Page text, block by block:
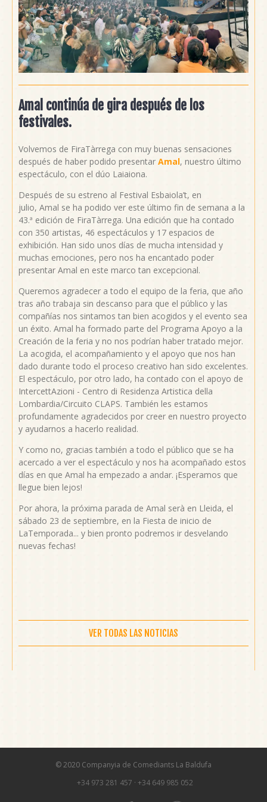
Amal continúa de gira después de los
festivales.
Volvemos de FiraTàrrega con muy buenas sensaciones
después de haber podido presentar Amal, nuestro último
espectáculo, con el dúo Laiaiona.
Después de su estreno al Festival Esbaiola’t, en
julio, Amal se ha podido ver este último fin de semana a la
43.ª edición de FiraTàrrega. Una edición que ha contado
con 350 artistas, 46 espectáculos y 17 espacios de
exhibición. Han sido unos días de mucha intensidad y
muchas emociones, pero nos ha encantado poder
presentar Amal en este marco tan excepcional.
Queremos agradecer a todo el equipo de la feria, que año
tras año trabaja sin descanso para que el público y las
compañías nos sintamos tan bien acogidos y el evento sea
un éxito. Amal ha formado parte del Programa Apoyo a la
Creación de la feria y no nos podrían haber tratado mejor.
La acogida, el acompañamiento y el apoyo que nos han
dado durante todo el proceso creativo han sido excelentes.
El espectáculo, por otro lado, ha contado con el apoyo de
IntercettAzioni - Centro di Residenza Artistica della
Lombardia/Circuito CLAPS. También les estamos
profundamente agradecidos por creer en nuestro proyecto
y ayudarnos a hacerlo realidad.
Y como no, gracias también a todo el público que se ha
acercado a ver el espectáculo y nos ha acompañado estos
días en que Amal ha empezado a andar. ¡Esperamos que
llegue bien lejos!
Por ahora, la próxima parada de Amal serà en Lleida, el
sábado 23 de septiembre, en la Fiesta de inicio de
LaTemporada... y bien pronto podremos ir desvelando
nuevas fechas!
VER TODAS LAS NOTICIAS
© 2020 Companyia de Comediants La Baldufa
+34 973 281 457 · +34 649 985 052